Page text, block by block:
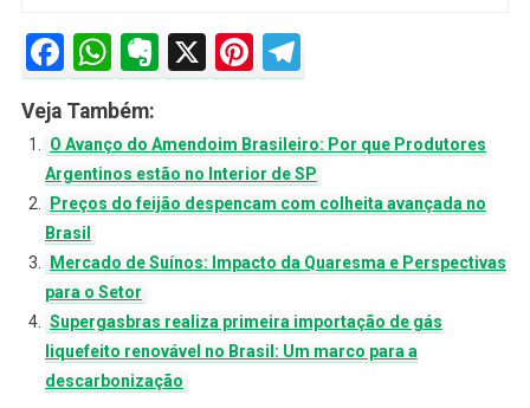
Facebook
WhatsApp
Evernote
X Pinterest
Telegram
Veja Também:
O Avanço do Amendoim Brasileiro: Por que Produtores
Argentinos estão no Interior de SP
Preços do feijão despencam com colheita avançada no
Brasil
Mercado de Suínos: Impacto da Quaresma e Perspectivas
para o Setor
Supergasbras realiza primeira importação de gás
liquefeito renovável no Brasil: Um marco para a
descarbonização